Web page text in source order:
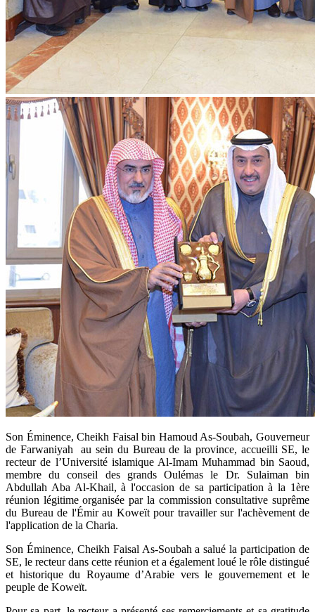
​Son Éminence, Cheikh Faisal bin Hamoud As-Soubah, Gouverneur
de Farwaniyah au sein du Bureau de la province, accueilli SE, le
recteur de l’Université islamique Al-Imam Muhammad bin Saoud,
membre du conseil des grands Oulémas le Dr. Sulaiman bin
Abdullah Aba Al-Khail, à l'occasion de sa participation à la 1ère
réunion légitime organisée par la commission consultative suprême
du Bureau de l'Émir au Koweït pour travailler sur l'achèvement de
l'application de la Charia.
Son Éminence, Cheikh Faisal As-Soubah a salué la participation de
SE, le recteur dans cette réunion et a également loué le rôle distingué
et historique du Royaume d’Arabie vers le gouvernement et le
peuple de Koweït.